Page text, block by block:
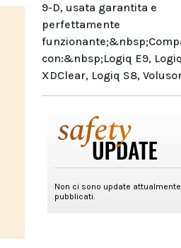
9-D, usata garantita e
perfettamente
con:&nbsp;Logiq E9,
XDClear, Logiq S8,